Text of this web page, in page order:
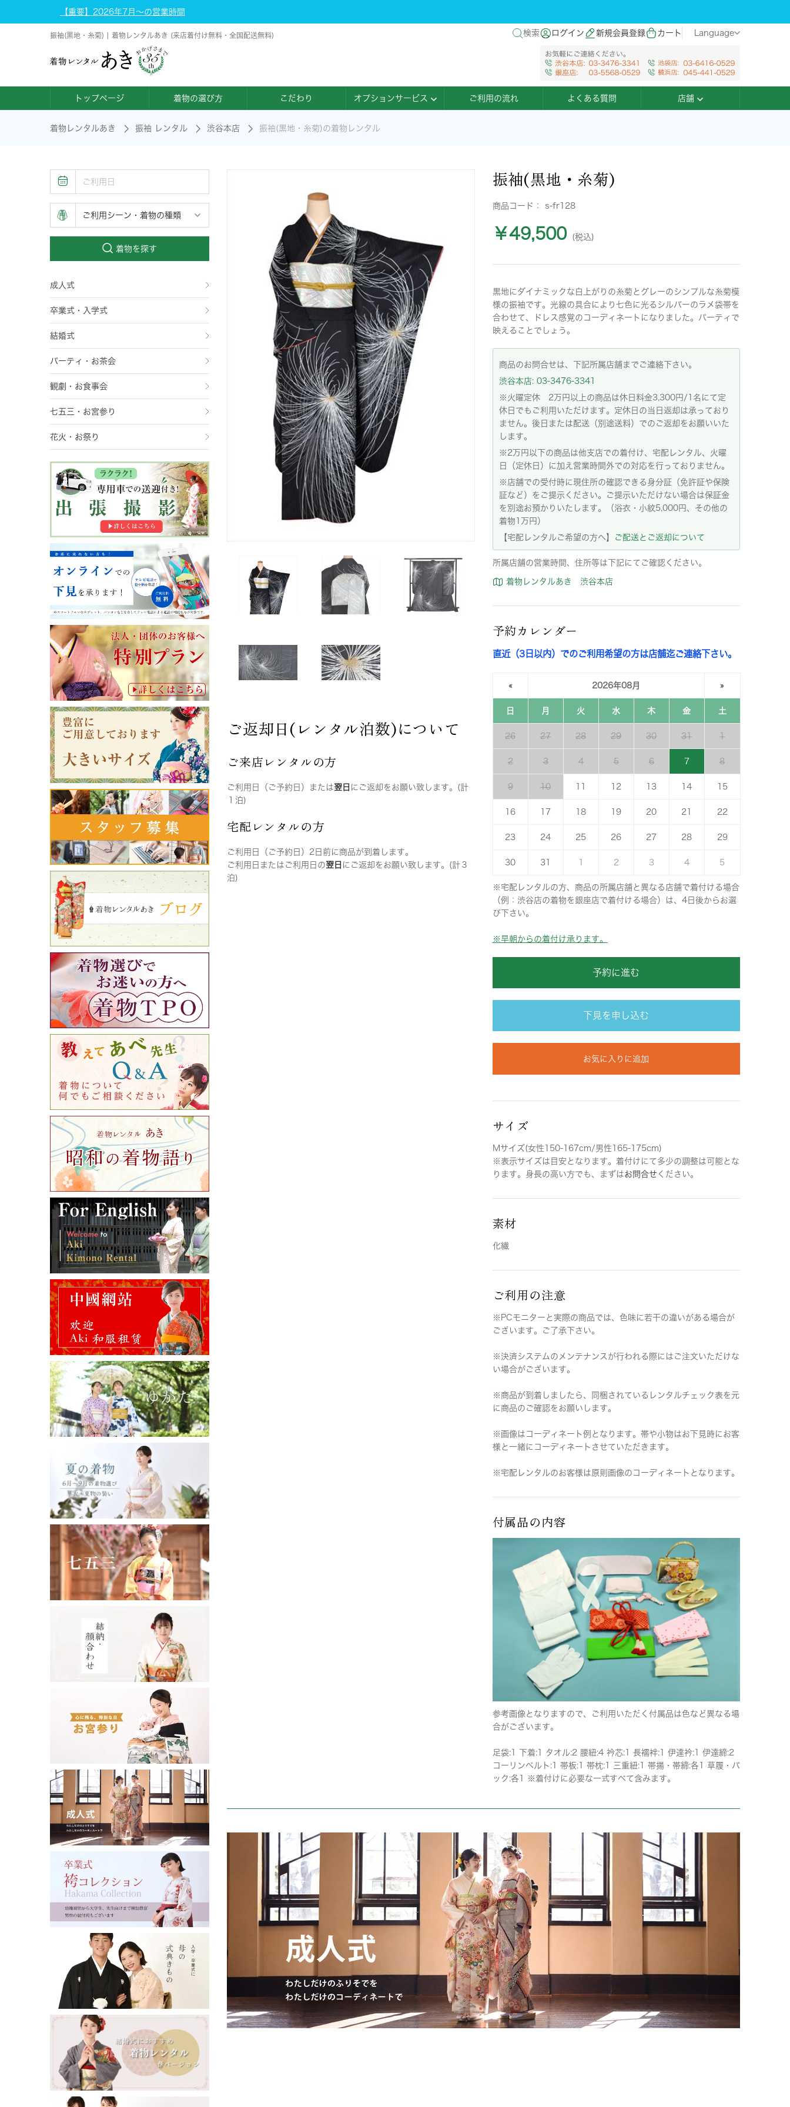
【重要】2026年7月～の営業時間
振袖(黒地・糸菊) | 着物レンタルあき (来店着付け無料・全国配送無料) 検索 ログイン 新規会員登録 カート Language
トップページ 着物の選び方 こだわり オプションサービス ご利用の流れ よくある質問 店舗
着物レンタルあき 振袖 レンタル 渋谷本店 振袖(黒地・糸菊)の着物レンタル
着物を探す
成人式
卒業式・入学式
結婚式
パーティ・お茶会
観劇・お食事会
七五三・お宮参り
花火・お祭り
ご返却日(レンタル泊数)について
ご来店レンタルの方
ご利用日（ご予約日）または翌日 にご返却をお願い致します。(計
１泊)
宅配レンタルの方
ご利用日（ご予約日）2日前に商品が到着します。
ご利用日またはご利用日の翌日 にご返却をお願い致します。(計３
泊)
振袖(黒地・糸菊)
商品コード： s-fr128
￥49,500 (税込)
黒地にダイナミックな白上がりの糸菊とグレーのシンプルな糸菊模
様の振袖です。光線の具合により七色に光るシルバーのラメ袋帯を
合わせて、ドレス感覚のコーディネートになりました。パーティで
映えることでしょう。
商品のお問合せは、下記所属店舗までご連絡下さい。
渋谷本店: 03-3476-3341
※火曜定休 2万円以上の商品は休日料金3,300円/1名にて定
休日でもご利用いただけます。定休日の当日返却は承っており
ません。後日または配送（別途送料）でのご返却をお願いいた
します。
※2万円以下の商品は他支店での着付け、宅配レンタル、火曜
日（定休日）に加え営業時間外での対応を行っておりません。
※店舗での受付時に現住所の確認できる身分証（免許証や保険
証など）をご提示ください。ご提示いただけない場合は保証金
を別途お預かりいたします。（浴衣・小紋5,000円、その他の
着物1万円）
【宅配レンタルご希望の方へ】
ご配送とご返却について
所属店舗の営業時間、住所等は下記にてご確認ください。
着物レンタルあき 渋谷本店
予約カレンダー
直近（3日以内）でのご利用希望の方は店舗迄ご連絡下さい。
« 2026年08月 »
日 月 火 水 木 金 土
26 27 28 29 30 31 1
2 3 4 5 6 7 8
9 10 12 13 14 15
16 17 18 19 20 21 22
23 24 25 26 27 28 29
30 31 2 3 4 5
※宅配レンタルの方、商品の所属店舗と異なる店舗で着付ける場合
（例：渋谷店の着物を銀座店で着付ける場合）は、4日後からお選
び下さい。
※早朝からの着付け承ります。
予約に進む
下見を申し込む
お気に入りに追加
サイズ
Mサイズ(女性150-167cm/男性165-175cm)
※表示サイズは目安となります。着付けにて多少の調整は可能とな
ります。身長の高い方でも、まずはお問合せ ください。
素材
化繊
ご利用の注意
※PCモニターと実際の商品では、色味に若干の違いがある場合が
ございます。ご了承下さい。
※決済システムのメンテナンスが行われる際にはご注文いただけな
い場合がございます。
※商品が到着しましたら、同梱されているレンタルチェック表を元
に商品のご確認をお願いします。
※画像はコーディネート例となります。帯や小物はお下見時にお客
様と一緒にコーディネートさせていただきます。
※宅配レンタルのお客様は原則画像のコーディネートとなります。
付属品の内容
参考画像となりますので、ご利用いただく付属品は色など異なる場
合がございます。
足袋:1 下着:1 タオル:2 腰紐:4 衿芯:1 長襦袢:1 伊達衿:1 伊達締:2
コーリンベルト:1 帯板:1 帯枕:1 三重紐:1 帯揚・帯締:各1 草履・バ
ック:各1 ※着付けに必要な一式すべて含みます。